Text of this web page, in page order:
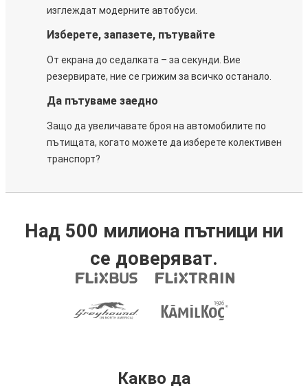
изглеждат модерните автобуси.
Изберете, запазете, пътувайте
От екрана до седалката – за секунди. Вие
резервирате, ние се грижим за всичко останало.
Да пътуваме заедно
Защо да увеличавате броя на автомобилите по
пътищата, когато можете да изберете колективен
транспорт?
Над 500 милиона пътници ни
се доверяват.
Какво да